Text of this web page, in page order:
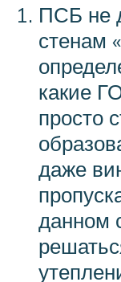
ПСБ не
стенам
какие
просто
даже
данном